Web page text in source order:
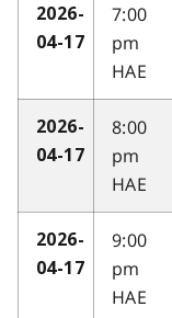
2026-
04-17
7:00
pm
HAE
2026-
04-17
8:00
pm
HAE
2026-
04-17
9:00
pm
HAE